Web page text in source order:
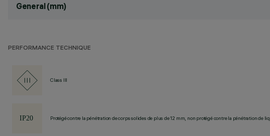
General (mm)
PERFORMANCE TECHNIQUE
Class III
Protégé contre la pénétration de corps solides de plus de 12 mm, non protégé contre la pénétration de